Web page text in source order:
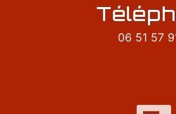
06 51 57